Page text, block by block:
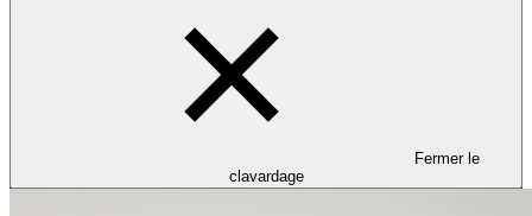
Fermer le
clavardage